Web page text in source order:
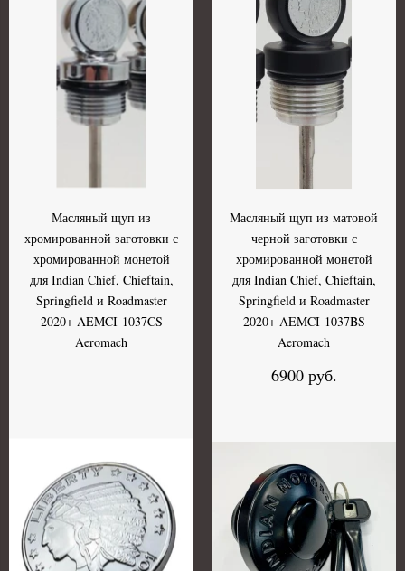
Масляный щуп из
хромированной заготовки с
хромированной монетой
для Indian Chief, Chieftain,
Springfield и Roadmaster
2020+ AEMCI-1037CS
Aeromach
Масляный щуп из матовой
черной заготовки с
хромированной монетой
для Indian Chief, Chieftain,
Springfield и Roadmaster
2020+ AEMCI-1037BS
Aeromach
6900 руб.